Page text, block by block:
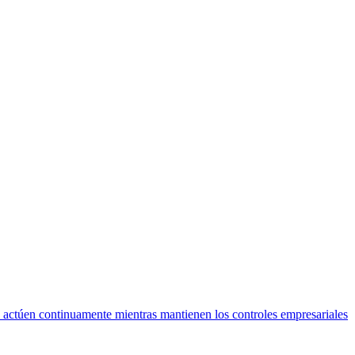
continuamente mientras mantienen los controles empresariales